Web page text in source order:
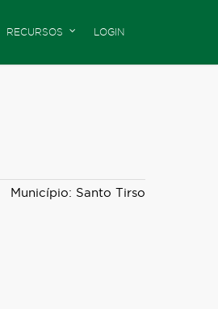
RECURSOS LOGIN
Município: Santo Tirso